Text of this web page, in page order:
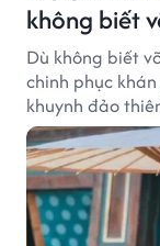
không biết
Dù không biết
chinh phục
khuynh đảo